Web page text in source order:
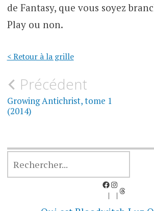
de Fantasy, que vous soyez
Play ou non.
< Retour à la grille
Navigation
de
Précédent
Growing Antichrist, tome 1
(2014)
Facebook
Instagram
Threads